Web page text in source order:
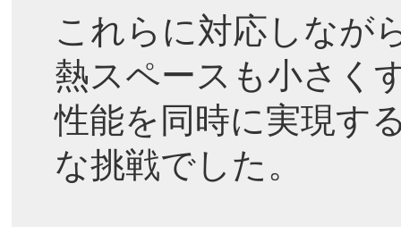
これらに対応しなが
熱スペースも小さく
性能を同時に実現す
な挑戦でした。